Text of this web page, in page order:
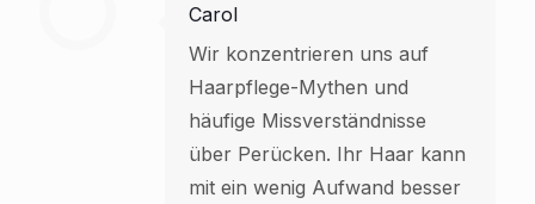
Carol
Wir konzentrieren uns auf
Haarpflege-Mythen und
häufige Missverständnisse
über Perücken. Ihr Haar kann
mit ein wenig Aufwand besser